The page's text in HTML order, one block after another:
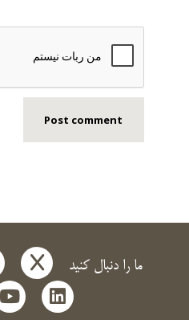
ما را دنبال کنید x
linkedin